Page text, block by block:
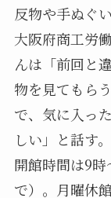
反物や手ぬぐ
大阪府商工労
んは「前回と
物を見てもら
で、気に入っ
しい」と話す。
開館時間は9
で）。月曜休